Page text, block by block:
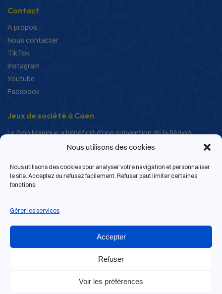
Nous utilisons des cookies
Nous utilisons des cookies pour analyser votre navigation et personnaliser
le site. Acceptez ou refusez facilement. Refuser peut limiter certaines
fonctions.
Gérer les services
Accepter
Refuser
Voir les préférences
Contact
A propos
Nous contacter
TikTok
Instagram
Youtube
Facebook
Jeux de société à Caen
Le Pion Magique a bénéficié d’une subvention de la Région
Normandie dans le cadre de ses actions de structuration et de